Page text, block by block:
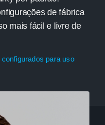
de fábrica
mais fácil e livre de
para uso